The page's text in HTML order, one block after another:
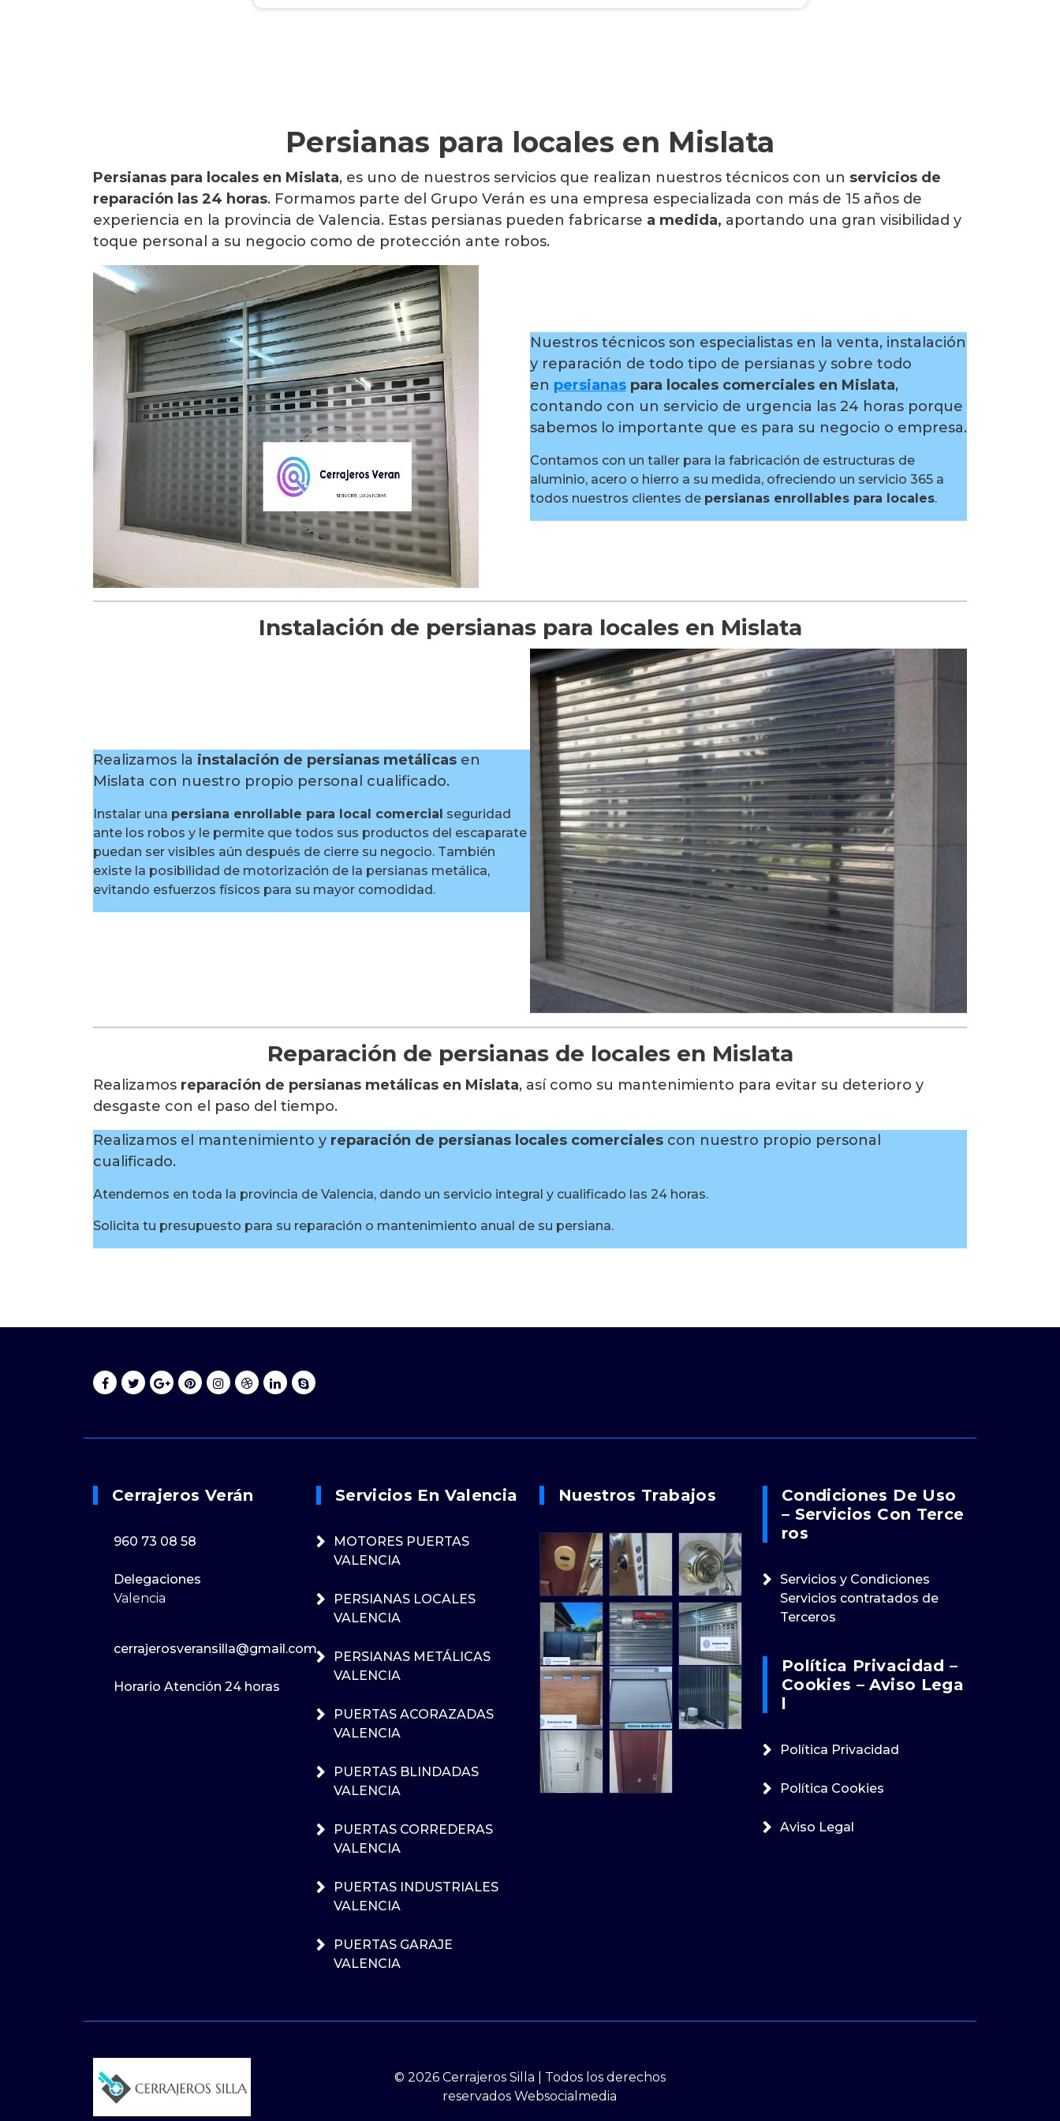
Persianas para locales en Mislata
Persianas para locales en Mislata, es uno de nuestros servicios que realizan nuestros técnicos con un servicios de
reparación las 24 horas. Formamos parte del Grupo Verán es una empresa especializada con más de 15 años de
experiencia en la provincia de Valencia. Estas persianas pueden fabricarse a medida, aportando una gran visibilidad y
toque personal a su negocio como de protección ante robos.
Nuestros técnicos son especialistas en la venta, instalación
y reparación de todo tipo de persianas y sobre todo
en persianas para locales comerciales en Mislata,
contando con un servicio de urgencia las 24 horas porque
sabemos lo importante que es para su negocio o empresa.
Contamos con un taller para la fabricación de estructuras de
aluminio, acero o hierro a su medida, ofreciendo un servicio 365 a
todos nuestros clientes de persianas enrollables para locales.
Instalación de persianas para locales en Mislata
Realizamos la instalación de persianas metálicas en
Mislata con nuestro propio personal cualificado.
Instalar una persiana enrollable para local comercial seguridad
ante los robos y le permite que todos sus productos del escaparate
puedan ser visibles aún después de cierre su negocio. También
existe la posibilidad de motorización de la persianas metálica,
evitando esfuerzos físicos para su mayor comodidad.
Reparación de persianas de locales en Mislata
Realizamos reparación de persianas metálicas en Mislata, así como su mantenimiento para evitar su deterioro y
desgaste con el paso del tiempo.
Realizamos el mantenimiento y reparación de persianas locales comerciales con nuestro propio personal
cualificado.
Atendemos en toda la provincia de Valencia, dando un servicio integral y cualificado las 24 horas.
Solicita tu presupuesto para su reparación o mantenimiento anual de su persiana.
Cerrajeros Verán
960 73 08 58
Delegaciones
Valencia
cerrajerosveransilla@gmail.com
Horario Atención 24 horas
Servicios En Valencia
MOTORES PUERTAS
VALENCIA
PERSIANAS LOCALES
VALENCIA
PERSIANAS METÁLICAS
VALENCIA
PUERTAS ACORAZADAS
VALENCIA
PUERTAS BLINDADAS
VALENCIA
PUERTAS CORREDERAS
VALENCIA
PUERTAS INDUSTRIALES
VALENCIA
PUERTAS GARAJE
VALENCIA
Nuestros Trabajos
Condiciones De Uso
– Servicios Con Terce
Ros
Servicios y Condiciones
Servicios contratados de
Terceros
Política Privacidad –
Cookies – Aviso Lega
L
Política Privacidad
Política Cookies
Aviso Legal
© 2026 Cerrajeros Silla | Todos los derechos
reservados Websocialmedia